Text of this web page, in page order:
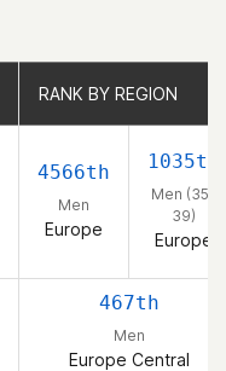
RANK BY REGION
4566th
Men
Europe
1035th
Men (35-
39)
Europe
467th
Men
Europe Central
RANK BY REGION